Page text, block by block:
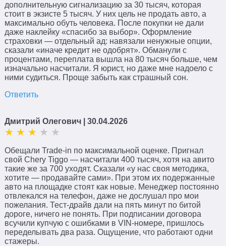
дополнительную сигнализацию за 30 тысяч, которая
стоит в экзисте 5 тысяч. У них цель не продать авто, а
максимально обуть человека. После покупки не дали
даже наклейку «спасибо за выбор». Оформление
страховки — отдельный ад: навязали ненужные опции,
сказали «иначе кредит не одобрят». Обманули с
процентами, переплата вышла на 80 тысяч больше, чем
изначально насчитали. Я юрист, но даже мне надоело с
ними судиться. Проще забыть как страшный сон.
Ответить
Дмитрий Олегович | 30.04.2026
Обещали Trade-in по максимальной оценке. Пригнал
свой Chery Tiggo — насчитали 400 тысяч, хотя на авито
такие же за 700 уходят. Сказали «у нас своя методика,
хотите — продавайте сами». При этом их подержанные
авто на площадке стоят как новые. Менеджер постоянно
отвлекался на телефон, даже не дослушал про мои
пожелания. Тест-драйв дали на пять минут по битой
дороге, ничего не понять. При подписании договора
всучили купчую с ошибками в VIN-номере, пришлось
переделывать два раза. Ощущение, что работают одни
стажеры.